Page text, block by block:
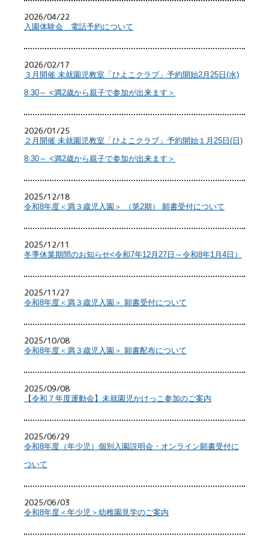
2026/04/22
入園体験会 電話予約について
2026/02/17
３月開催 未就園児教室「ひよこクラブ」予約開始2月25日(水)
8:30～ <満2歳から親子で参加が出来ます＞
2026/01/25
２月開催 未就園児教室「ひよこクラブ」予約開始１月25日(日)
8:30～ <満2歳から親子で参加が出来ます＞
2025/12/18
令和8年度＜満３歳児入園＞ （第2期） 願書受付について
2025/12/11
冬季休業期間のお知らせ<令和7年12月27日～令和8年1月4日）
2025/11/27
令和8年度＜満３歳児入園＞ 願書受付について
2025/10/08
令和8年度＜満３歳児入園＞ 願書配布について
2025/09/08
【令和７年度運動会】未就園児かけっこ参加のご案内
2025/06/29
令和8年度（年少児）個別入園説明会・オンライン願書受付に
ついて
2025/06/03
令和8年度＜年少児＞幼稚園見学のご案内